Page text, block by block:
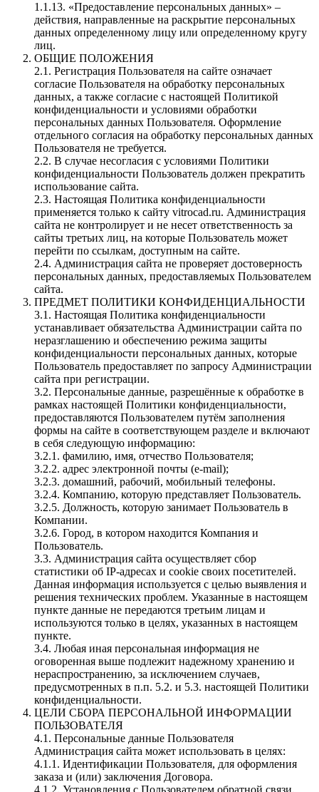
1.1.13. «Предоставление персональных данных» –
действия, направленные на раскрытие персональных
данных определенному лицу или определенному кругу
лиц.
ОБЩИЕ ПОЛОЖЕНИЯ
2.1. Регистрация Пользователя на сайте означает
согласие Пользователя на обработку персональных
данных, а также согласие с настоящей Политикой
конфиденциальности и условиями обработки
персональных данных Пользователя. Оформление
отдельного согласия на обработку персональных данных
Пользователя не требуется.
2.2. В случае несогласия с условиями Политики
конфиденциальности Пользователь должен прекратить
использование сайта.
2.3. Настоящая Политика конфиденциальности
применяется только к сайту vitrocad.ru. Администрация
сайта не контролирует и не несет ответственность за
сайты третьих лиц, на которые Пользователь может
перейти по ссылкам, доступным на сайте.
2.4. Администрация сайта не проверяет достоверность
персональных данных, предоставляемых Пользователем
сайта.
ПРЕДМЕТ ПОЛИТИКИ КОНФИДЕНЦИАЛЬНОСТИ
3.1. Настоящая Политика конфиденциальности
устанавливает обязательства Администрации сайта по
неразглашению и обеспечению режима защиты
конфиденциальности персональных данных, которые
Пользователь предоставляет по запросу Администрации
сайта при регистрации.
3.2. Персональные данные, разрешённые к обработке в
рамках настоящей Политики конфиденциальности,
предоставляются Пользователем путём заполнения
формы на сайте в соответствующем разделе и включают
в себя следующую информацию:
3.2.1. фамилию, имя, отчество Пользователя;
3.2.2. адрес электронной почты (e-mail);
3.2.3. домашний, рабочий, мобильный телефоны.
3.2.4. Компанию, которую представляет Пользователь.
3.2.5. Должность, которую занимает Пользователь в
Компании.
3.2.6. Город, в котором находится Компания и
Пользователь.
3.3. Администрация сайта осуществляет сбор
статистики об IP-адресах и cookie своих посетителей.
Данная информация используется с целью выявления и
решения технических проблем. Указанные в настоящем
пункте данные не передаются третьим лицам и
используются только в целях, указанных в настоящем
пункте.
3.4. Любая иная персональная информация не
оговоренная выше подлежит надежному хранению и
нераспространению, за исключением случаев,
предусмотренных в п.п. 5.2. и 5.3. настоящей Политики
конфиденциальности.
ЦЕЛИ СБОРА ПЕРСОНАЛЬНОЙ ИНФОРМАЦИИ
ПОЛЬЗОВАТЕЛЯ
4.1. Персональные данные Пользователя
Администрация сайта может использовать в целях:
4.1.1. Идентификации Пользователя, для оформления
заказа и (или) заключения Договора.
4.1.2. Установления с Пользователем обратной связи,